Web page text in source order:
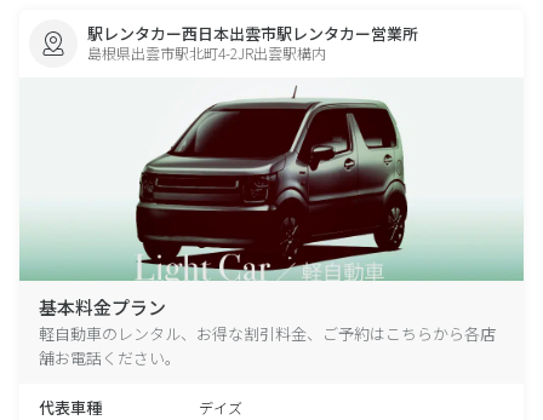
駅レンタカー西日本出雲市駅レンタカー営業所
島根県出雲市駅北町4-2JR出雲駅構内
基本料金プラン
軽自動車のレンタル、お得な割引料金、ご予約はこちらから各店
舗お電話ください。
代表車種 デイズ